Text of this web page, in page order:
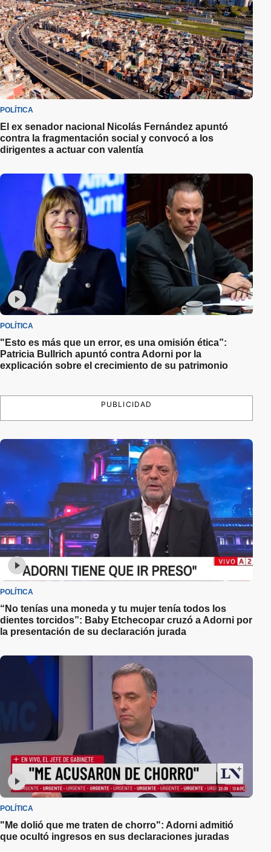
POLÍTICA
El ex senador nacional Nicolás Fernández apuntó
contra la fragmentación social y convocó a los
dirigentes a actuar con valentía
POLÍTICA
"Esto es más que un error, es una omisión ética”:
Patricia Bullrich apuntó contra Adorni por la
explicación sobre el crecimiento de su patrimonio
PUBLICIDAD
POLÍTICA
“No tenías una moneda y tu mujer tenía todos los
dientes torcidos”: Baby Etchecopar cruzó a Adorni por
la presentación de su declaración jurada
POLÍTICA
"Me dolió que me traten de chorro": Adorni admitió
que ocultó ingresos en sus declaraciones juradas